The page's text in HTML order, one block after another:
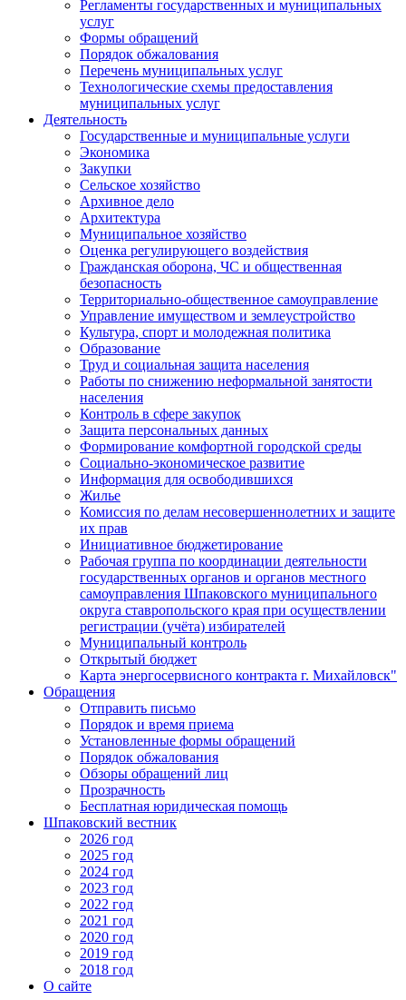
Регламенты государственных и муниципальных
услуг
Формы обращений
Порядок обжалования
Перечень муниципальных услуг
Технологические схемы предоставления
муниципальных услуг
Деятельность
Государственные и муниципальные услуги
Экономика
Закупки
Сельское хозяйство
Архивное дело
Архитектура
Муниципальное хозяйство
Оценка регулирующего воздействия
Гражданская оборона, ЧС и общественная
безопасность
Территориально-общественное самоуправление
Управление имуществом и землеустройство
Культура, спорт и молодежная политика
Образование
Труд и социальная защита населения
Работы по снижению неформальной занятости
населения
Контроль в сфере закупок
Защита персональных данных
Формирование комфортной городской среды
Социально-экономическое развитие
Информация для освободившихся
Жилье
Комиссия по делам несовершеннолетних и защите
их прав
Инициативное бюджетирование
Рабочая группа по координации деятельности
государственных органов и органов местного
самоуправления Шпаковского муниципального
округа ставропольского края при осуществлении
регистрации (учёта) избирателей
Муниципальный контроль
Открытый бюджет
Карта энергосервисного контракта г. Михайловск"
Обращения
Отправить письмо
Порядок и время приема
Установленные формы обращений
Порядок обжалования
Обзоры обращений лиц
Прозрачность
Бесплатная юридическая помощь
Шпаковский вестник
2026 год
2025 год
2024 год
2023 год
2022 год
2021 год
2020 год
2019 год
2018 год
О сайте